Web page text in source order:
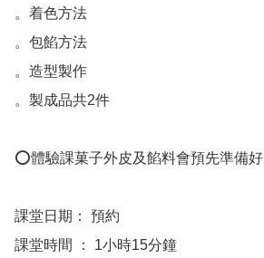
。着色方法
。包餡方法
。造型製作
。製成品共2件
⭕️體驗課菓子外皮及餡料會預先準備好
課堂日期： 預約
課堂時間 ： 1小時15分鐘